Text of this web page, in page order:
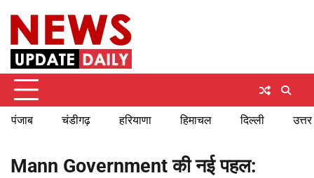
content
पंजाब चंडीगढ़ हरियाणा हिमाचल दिल्ली
Mann Government की नई पहल: